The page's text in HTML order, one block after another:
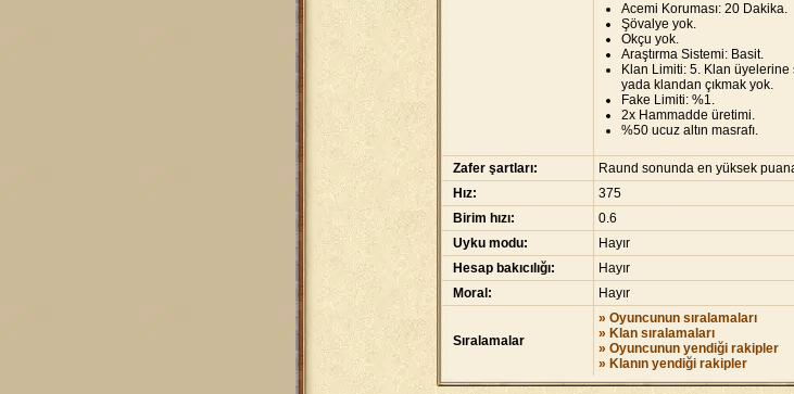
Acemi Koruması: 20 Dakika.
Şövalye yok.
Okçu yok.
Araştırma Sistemi: Basit.
Klan Limiti: 5. Klan üyelerine
yada klandan çıkmak yok.
Fake Limiti: %1.
2x Hammadde üretimi.
%50 ucuz altın masrafı.
Zafer şartları:
Raund sonunda en yüksek
Hız:
375
Birim hızı:
0.6
Uyku modu:
Hayır
Hesap bakıcılığı:
Hayır
Moral:
Hayır
Sıralamalar
» Oyuncunun sıralamaları
» Klan sıralamaları
» Oyuncunun yendiği rakipler
» Klanın yendiği rakipler